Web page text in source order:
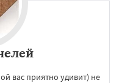
вас приятно удивит) не